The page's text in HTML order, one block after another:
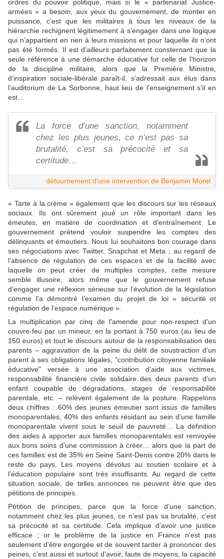
ordres du pouvoir politique, mais si le « partenariat Justice-
armées » a besoin, aux yeux du gouvernement, de monter en
puissance, c’est que les militaires à tous les niveaux de la
hiérarchie rechignent légitimement à s’engager dans une logique
qui n’appartient en rien à leurs missions et pour laquelle ils n’ont
pas été formés. Il est d’ailleurs parfaitement consternant que la
seule référence à une démarche éducative fut celle de l’horizon
de la discipline militaire, alors que la Première Ministre,
d’inspiration sociale-libérale paraît-il, s’adressait aux élus dans
l’auditorium de La Sorbonne, haut lieu de l’enseignement s’il en
est…
La force d’une sanction, notamment
chez les plus jeunes, ce n’est pas sa
brutalité, c’est sa précocité et sa
certitude…
détournement d'une intervention de Benjamin Morel
« Tarte à la crème » également que les discours sur les réseaux
sociaux. Ils ont sûrement joué un rôle important dans les
émeutes, en matière de coordination et d’entraînement. Le
gouvernement prétend vouloir suspendre les comptes des
délinquants et émeutiers. Nous lui souhaitons bon courage dans
ses négociations avec Twitter, Snapchat et Meta ; au regard de
l’absence de régulation de ces espaces et de la facilité avec
laquelle on peut créer de multiples comptes, cette mesure
semble illusoire, alors même que le gouvernement refuse
d’engager une réflexion sérieuse sur l’évolution de la législation
comme l’a démontré l’examen du projet de loi « sécurité et
régulation de l’espace numérique ».
La multiplication par cinq de l'amende pour non-respect d'un
couvre-feu par un mineur, en la portant à 750 euros (au lieu de
150 euros) et tout le discours autour de la responsabilisation des
parents – aggravation de la peine du délit de soustraction d’un
parent à ses obligations légales, "contribution citoyenne familiale
éducative" versée à une association d’aide aux victimes,
responsabilité financière civile solidaire des deux parents d'un
enfant coupable de dégradations, stages de responsabilité
parentale, etc. – relèvent également de la posture. Rappelons
deux chiffres : 60% des jeunes émeutier sont issus de familles
monoparentales, 40% des enfants résidant au sein d’une famille
monoparentale vivent sous le seuil de pauvreté… La définition
des aides à apporter aux familles monoparentales est renvoyée
aux bons soins d’une commission à créer… alors que la part de
ces familles est de 35% en Seine Saint-Denis contre 20% dans le
reste du pays. Les moyens dévolus au soutien scolaire et à
l’éducation populaire sont très insuffisants. Au regard de cette
situation sociale, de telles annonces ne peuvent être que des
pétitions de principes.
Pétition de principes, parce que la force d’une sanction,
notamment chez les plus jeunes, ce n’est pas sa brutalité, c’est
sa précocité et sa certitude. Cela implique d’avoir une justice
efficace ; or le problème de la justice en France n'est pas
seulement d'être engorgée et de souvent tarder à prononcer des
peines, c'est aussi et surtout d'avoir, faute de moyens, la capacité